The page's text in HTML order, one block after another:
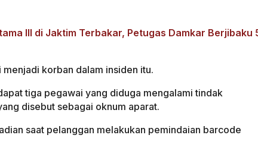
III di Jaktim Terbakar, Petugas Damkar Berjibaku
korban dalam insiden itu.
tiga pegawai yang diduga mengalami tindak
disebut sebagai oknum aparat.
saat pelanggan melakukan pemindaian barcode